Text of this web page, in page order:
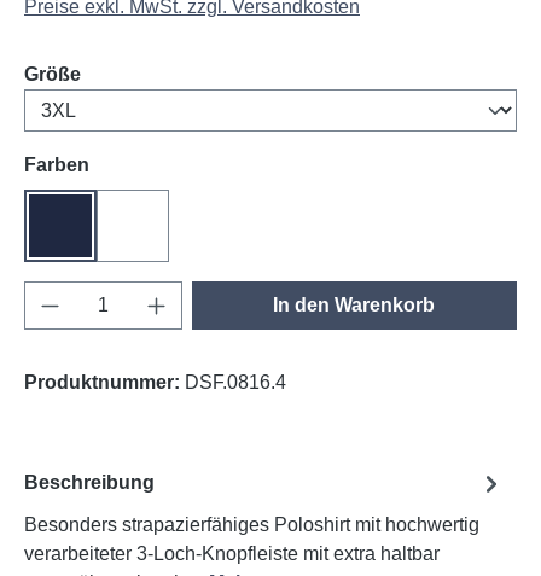
Preise exkl. MwSt. zzgl. Versandkosten
Größeauswählen
Farben
Produkt Anzahl: Gib den gewünschten
In den Warenkorb
Produktnummer: DSF.0816.4
Beschreibung
Besonders strapazierfähiges Poloshirt mit hochwertig
verarbeiteter 3-Loch-Knopfleiste mit extra haltbar